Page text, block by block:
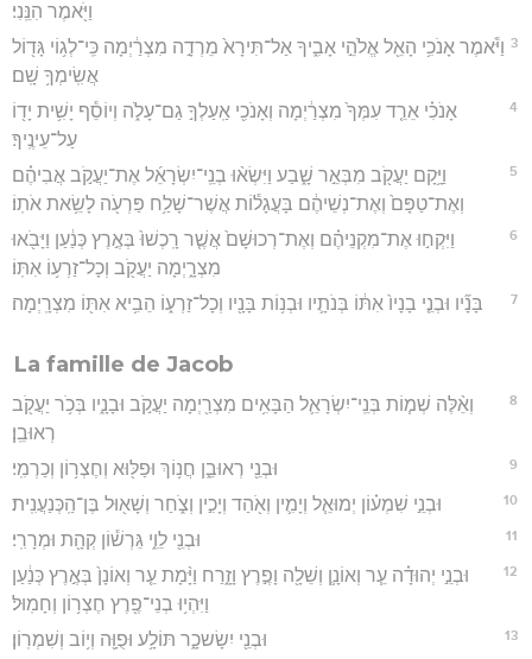
וַיֹּ֖אמֶר הִנֵּֽנִי׃
3 וַיֹּ֕אמֶר אָנֹכִ֥י הָאֵ֖ל אֱלֹהֵ֣י אָבִ֑יךָ אַל־תִּירָא֙ מֵרְדָ֣ה מִצְרַ֔יְמָה כִּֽי־לְג֥וֹי גָּד֖וֹל
אֲשִֽׂימְךָ֥ שָֽׁם׃
4
אָנֹכִ֗י אֵרֵ֤ד עִמְּךָ֙ מִצְרַ֔יְמָה וְאָנֹכִ֖י אַֽעַלְךָ֣ גַם־עָלֹ֑ה וְיוֹסֵ֕ף יָשִׁ֥ית יָד֖וֹ
עַל־עֵינֶֽיךָ׃
5
וַיָּ֥קָם יַעֲקֹ֖ב מִבְּאֵ֣ר שָׁ֑בַע וַיִּשְׂא֨וּ בְנֵֽי־יִשְׂרָאֵ֜ל אֶת־יַעֲקֹ֣ב אֲבִיהֶ֗ם
וְאֶת־טַפָּם֙ וְאֶת־נְשֵׁיהֶ֔ם בָּעֲגָל֕וֹת אֲשֶׁר־שָׁלַ֥ח פַּרְעֹ֖ה לָשֵׂ֥את אֹתֽוֹ׃
6
וַיִּקְח֣וּ אֶת־מִקְנֵיהֶ֗ם וְאֶת־רְכוּשָׁם֙ אֲשֶׁ֤ר רָֽכְשׁוּ֙ בְּאֶ֣רֶץ כְּנַ֔עַן וַיָּבֹ֖אוּ
מִצְרָ֑יְמָה יַעֲקֹ֖ב וְכָל־זַרְע֥וֹ אִתּֽוֹ׃
7 בָּנָ֞יו וּבְנֵ֤י בָנָיו֙ אִתּ֔וֹ בְּנֹתָ֛יו וּבְנ֥וֹת בָּנָ֖יו וְכָל־זַרְע֑וֹ הֵבִ֥יא אִתּ֖וֹ מִצְרָֽיְמָה׃
La famille de Jacob
8
וְאֵ֨לֶּה שְׁמ֧וֹת בְּנֵֽי־יִשְׂרָאֵ֛ל הַבָּאִ֥ים מִצְרַ֖יְמָה יַעֲקֹ֣ב וּבָנָ֑יו בְּכֹ֥ר יַעֲקֹ֖ב
רְאוּבֵֽן׃
9 וּבְנֵ֖י רְאוּבֵ֑ן חֲנ֥וֹךְ וּפַלּ֖וּא וְחֶצְר֥וֹן וְכַרְמִֽי׃
10 וּבְנֵ֣י שִׁמְע֗וֹן יְמוּאֵ֧ל וְיָמִ֛ין וְאֹ֖הַד וְיָכִ֣ין וְצֹ֑חַר וְשָׁא֖וּל בֶּן־הַֽכְּנַעֲנִֽית׃
11 וּבְנֵ֖י לֵוִ֑י גֵּרְשׁ֕וֹן קְהָ֖ת וּמְרָרִֽי׃
12
וּבְנֵ֣י יְהוּדָ֗ה עֵ֧ר וְאוֹנָ֛ן וְשֵׁלָ֖ה וָפֶ֣רֶץ וָזָ֑רַח וַיָּ֨מָת עֵ֤ר וְאוֹנָן֙ בְּאֶ֣רֶץ כְּנַ֔עַן
וַיִּהְי֥וּ בְנֵי־פֶ֖רֶץ חֶצְר֥וֹן וְחָמֽוּל׃
13 וּבְנֵ֖י יִשָׂשכָ֑ר תּוֹלָ֥ע וּפֻוָּ֖ה וְי֥וֹב וְשִׁמְרֽוֹן׃